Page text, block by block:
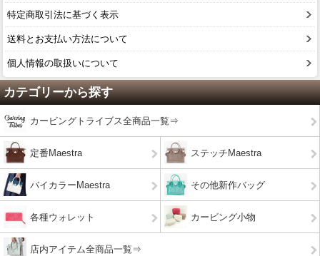
特定商取引法に基づく表示
送料とお支払い方法について
個人情報の取扱いについて
カテゴリーから探す
カービングトライブス全商品一覧⇒
定番Maestra ステッチMaestra
バイカラーMaestra その他新作バッグ
各種ウォレット カービング小物
店内アイテム全商品一覧⇒